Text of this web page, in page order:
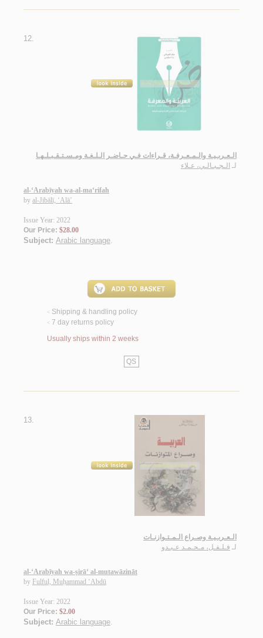
12.
الـعـربـيـة والـمـعـرفـة، قـراءات فـي حـاضـر الـلـغـة ومـسـتـقـبـلـهـا
لـ الـجـبـالـي، عـلاء
al-‘Arabīyah wa-al-ma‘rifah
by al-Jibālī, ‘Alā’
Issue Year: 2022
Our Price: $28.00
Subject: Arabic language.
< Shipping & handling policy
< 7 day returns policy
Usually ships within 2 weeks
QS
13.
الـعـربـيـة وصـراع الـمـتـوازنـات
لـ فـلـفـل، مـحـمـد عـبـدو
al-‘Arabīyah wa-ṣirā‘ al-mutawāzināt
by Fulful, Muḥammad ‘Abdū
Issue Year: 2022
Our Price: $2.00
Subject: Arabic language.